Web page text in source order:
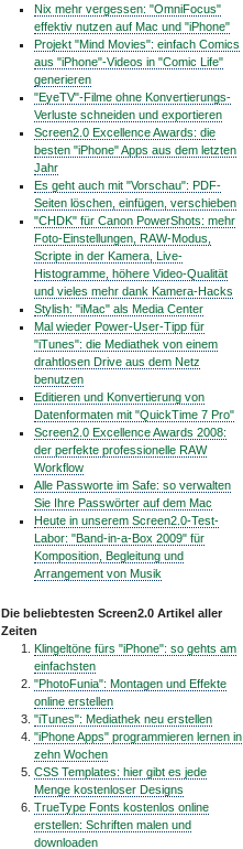
Nix mehr vergessen: "OmniFocus"
effektiv nutzen auf Mac und "iPhone"
Projekt "Mind Movies": einfach Comics
aus "iPhone"-Videos in "Comic Life"
generieren
"EyeTV"-Filme ohne Konvertierungs-
Verluste schneiden und exportieren
Screen2.0 Excellence Awards: die
besten "iPhone" Apps aus dem letzten
Jahr
Es geht auch mit "Vorschau": PDF-
Seiten löschen, einfügen, verschieben
"CHDK" für Canon PowerShots: mehr
Foto-Einstellungen, RAW-Modus,
Scripte in der Kamera, Live-
Histogramme, höhere Video-Qualität
und vieles mehr dank Kamera-Hacks
Stylish: "iMac" als Media Center
Mal wieder Power-User-Tipp für
"iTunes": die Mediathek von einem
drahtlosen Drive aus dem Netz
benutzen
Editieren und Konvertierung von
Datenformaten mit "QuickTime 7 Pro"
Screen2.0 Excellence Awards 2008:
der perfekte professionelle RAW
Workflow
Alle Passworte im Safe: so verwalten
Sie Ihre Passwörter auf dem Mac
Heute in unserem Screen2.0-Test-
Labor: "Band-in-a-Box 2009" für
Komposition, Begleitung und
Arrangement von Musik
Die beliebtesten Screen2.0 Artikel aller
Zeiten
Klingeltöne fürs "iPhone": so gehts am
einfachsten
"PhotoFunia": Montagen und Effekte
online erstellen
"iTunes": Mediathek neu erstellen
"iPhone Apps" programmieren lernen in
zehn Wochen
CSS Templates: hier gibt es jede
Menge kostenloser Designs
TrueType Fonts kostenlos online
erstellen: Schriften malen und
downloaden